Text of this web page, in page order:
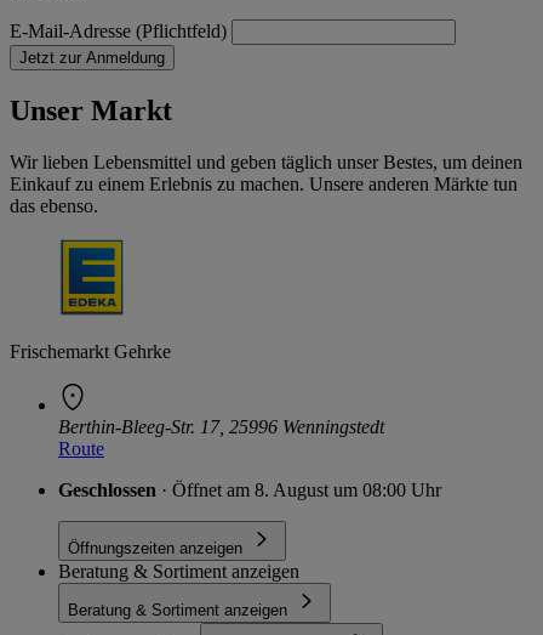
E-Mail-Adresse (Pflichtfeld)
Jetzt zur Anmeldung
Unser Markt
Wir lieben Lebensmittel und geben täglich unser Bestes, um deinen
Einkauf zu einem Erlebnis zu machen. Unsere anderen Märkte tun
das ebenso.
Frischemarkt Gehrke
Berthin-Bleeg-Str. 17, 25996 Wenningstedt
Route
Geschlossen · Öffnet am 8. August um 08:00 Uhr
Öffnungszeiten anzeigen
Beratung & Sortiment anzeigen
Beratung & Sortiment anzeigen